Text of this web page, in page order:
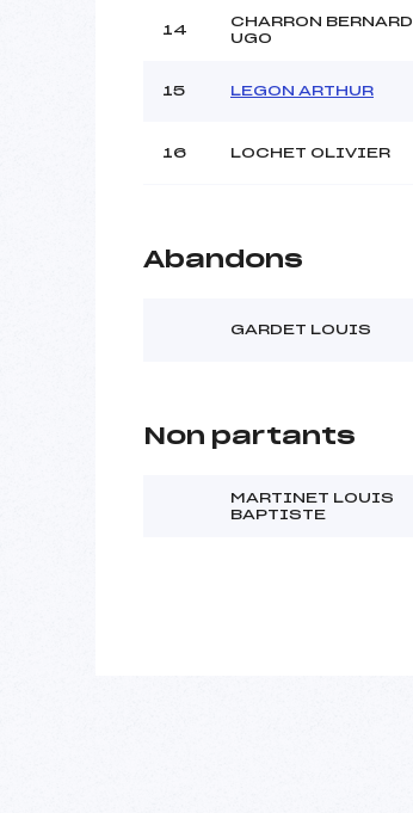
14
CHARRON BERNARD
UGO
15 LEGON ARTHUR
16 LOCHET OLIVIER
Abandons
GARDET LOUIS
Non partants
MARTINET LOUIS
BAPTISTE